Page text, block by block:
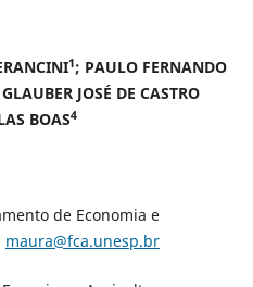
1; PAULO FERNANDO
JOSÉ DE CASTRO
BOAS4
de Economia e
maura@fca.unesp.br